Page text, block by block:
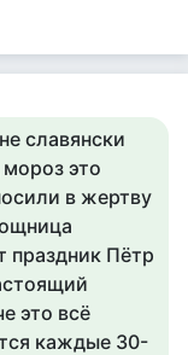
славянски
это
в жертву
праздник Пётр
это всё
каждые 30-